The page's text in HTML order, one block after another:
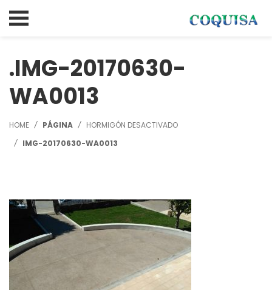
IMG-20170630-
WA0013
HOME PÁGINA
HORMIGÓN DESACTIVADO
IMG-20170630-WA0013